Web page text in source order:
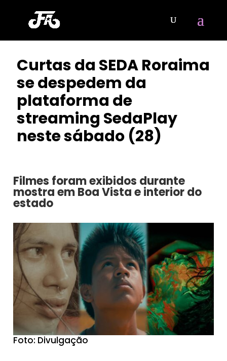
Curtas da SEDA Roraima
se despedem da
plataforma de
streaming SedaPlay
neste sábado (28)
Filmes foram exibidos durante
mostra em Boa Vista e interior do
estado
Foto: Divulgação